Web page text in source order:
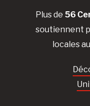
Plus de 56
soutiennent
locales